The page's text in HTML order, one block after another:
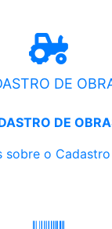
DE
DE
sobre o